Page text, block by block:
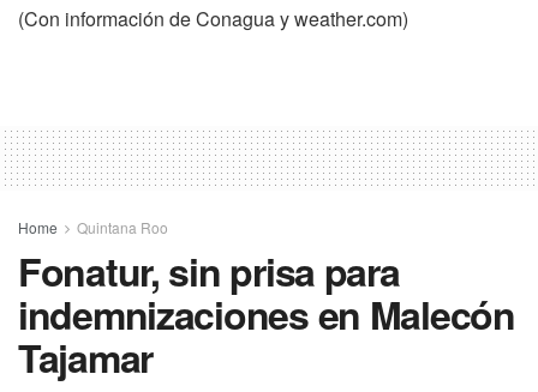
(Con información de Conagua y weather.com)
Home Quintana Roo
Fonatur, sin prisa para
indemnizaciones en Malecón
Tajamar